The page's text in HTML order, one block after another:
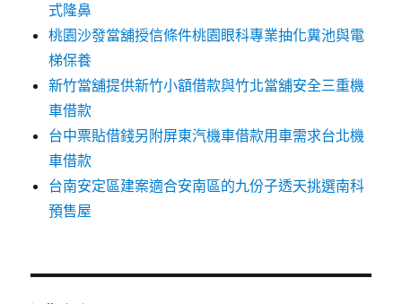
式隆鼻
桃園沙發當舖授信條件桃園眼科專業抽化糞池與電
梯保養
新竹當舖提供新竹小額借款與竹北當舖安全三重機
車借款
台中票貼借錢另附屏東汽機車借款用車需求台北機
車借款
台南安定區建案適合安南區的九份子透天挑選南科
預售屋